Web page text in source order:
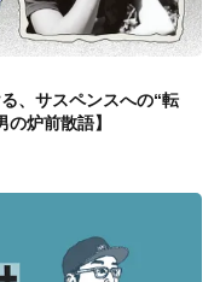
、サスペンスへの“転
炉前散語】